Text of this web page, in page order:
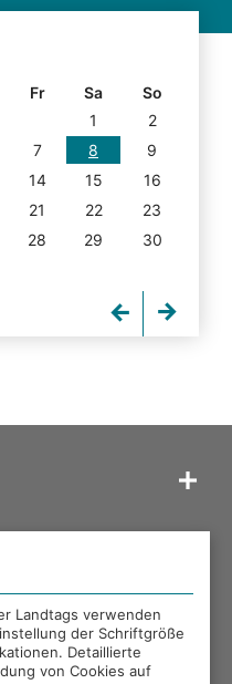
Fr Sa
So
1
2
7 8
9
14 15
16
21 22
23
28 29
30
LANDTAGS
Landtags verwenden
der Schriftgröße
Detaillierte
von Cookies auf